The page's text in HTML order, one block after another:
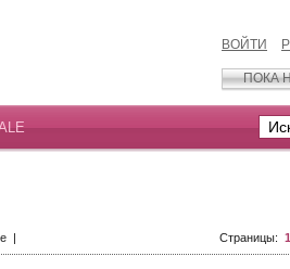
ВОЙТИ
ПОКА
| Страницы: 1